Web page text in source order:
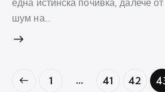
шум на…
Разделяне
Page
1 … Page
41 Page
42 >